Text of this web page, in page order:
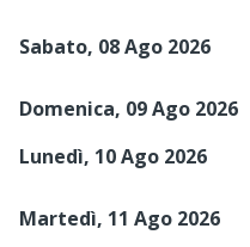
Sabato, 08 Ago 2026
Domenica, 09 Ago 2026
Lunedì, 10 Ago 2026
Martedì, 11 Ago 2026